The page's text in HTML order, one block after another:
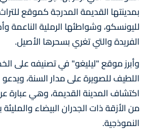
بمدينتها القديمة المدرجة كموقع
لليونسكو، وشواطئها الرملية الناعمة
الفريدة والتي تغري بسحرها الأصيل.
وأبرز موقع "ليليغو" في تصنيفه على
اللطيف للصويرة على مدار السنة،
اكتشاف المدينة القديمة، وهي عبارة
من الأزقة ذات الجدران البيضاء والمليئة
النموذجية.